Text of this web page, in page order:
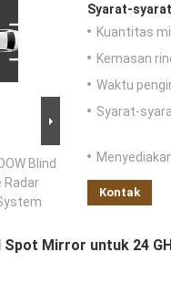
Blind
Radar
Syarat-
Kuantitas
Kemasan
Waktu
Syarat-
Kontak
Spot Mirror untuk 24